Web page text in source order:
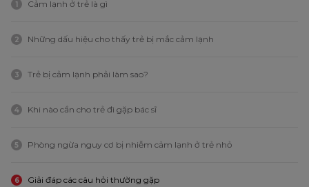
1 Cảm lạnh ở trẻ là gì
2 Những dấu hiệu cho thấy trẻ bị mắc cảm lạnh
3 Trẻ bị cảm lạnh phải làm sao?
4 Khi nào cần cho trẻ đi gặp bác sĩ
5 Phòng ngừa nguy cơ bị nhiễm cảm lạnh ở trẻ nhỏ
6 Giải đáp các câu hỏi thường gặp